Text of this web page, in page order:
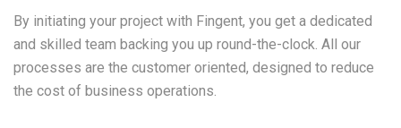
By initiating your project with Fingent, you get a dedicated
and skilled team backing you up round-the-clock. All our
processes are the customer oriented, designed to reduce
the cost of business operations.